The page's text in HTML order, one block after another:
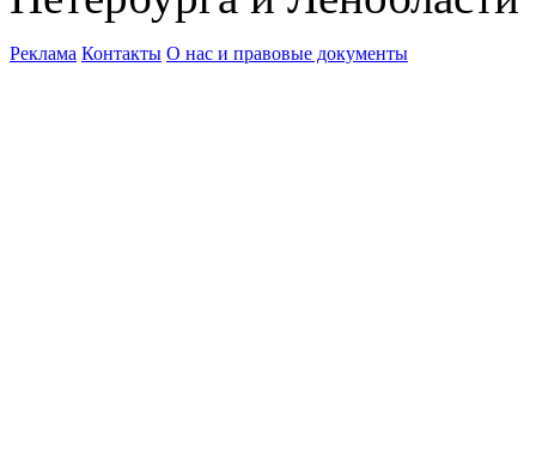
Реклама Контакты О нас и правовые документы